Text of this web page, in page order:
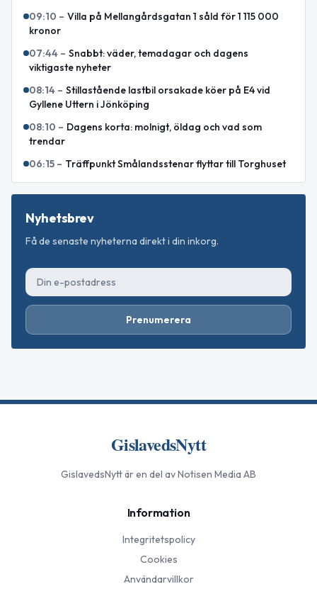
09:10 – Villa på Mellangårdsgatan 1 såld för 1 115 000
kronor
07:44 – Snabbt: väder, temadagar och dagens
viktigaste nyheter
08:14 – Stillastående lastbil orsakade köer på E4 vid
Gyllene Uttern i Jönköping
08:10 – Dagens korta: molnigt, öldag och vad som
trendar
06:15 – Träffpunkt Smålandsstenar flyttar till Torghuset
Nyhetsbrev
Få de senaste nyheterna direkt i din inkorg.
Prenumerera
GislavedsNytt
GislavedsNyttär en del av Notisen Media AB
Information
Integritetspolicy
Cookies
Användarvillkor